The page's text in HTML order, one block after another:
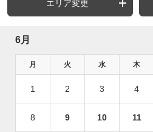
エリア変更
6月
月 火 水 木
1 2 3 4
8 9 10 11